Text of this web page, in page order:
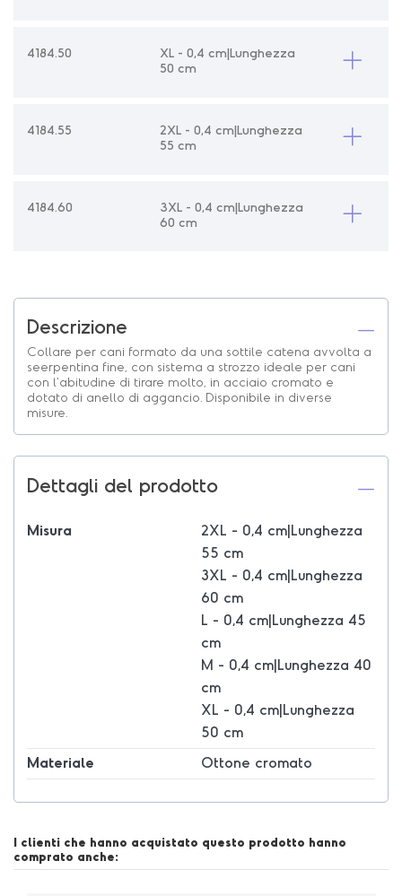
4184.50
XL - 0,4 cm|Lunghezza
50 cm
4184.55
2XL - 0,4 cm|Lunghezza
55 cm
4184.60
3XL - 0,4 cm|Lunghezza
60 cm
Descrizione
Collare per cani formato da una sottile catena avvolta a
seerpentina fine, con sistema a strozzo ideale per cani
con l'abitudine di tirare molto, in acciaio cromato e
dotato di anello di aggancio. Disponibile in diverse
misure.
Dettagli del prodotto
Misura
2XL - 0,4 cm|Lunghezza
55 cm
3XL - 0,4 cm|Lunghezza
60 cm
L - 0,4 cm|Lunghezza 45
cm
M - 0,4 cm|Lunghezza 40
cm
XL - 0,4 cm|Lunghezza
50 cm
Materiale
Ottone cromato
I clienti che hanno acquistato questo prodotto hanno
comprato anche: